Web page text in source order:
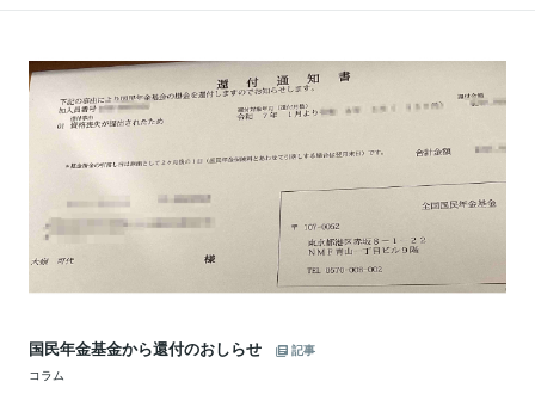
国民年金基金から還付のおしらせ
記事
コラム